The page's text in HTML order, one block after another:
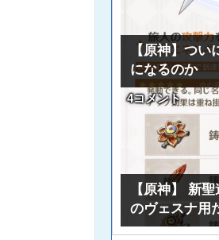
【原神】つ
になるのか
4コメント
【原神】 新
のヴェスナ用